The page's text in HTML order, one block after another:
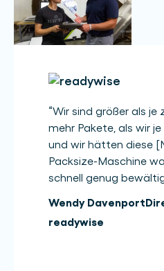
“Wir sind größer als je
mehr Pakete, als wir
und wir hätten diese
Packsize-Maschine
schnell genug
Wendy Davenport
readywise